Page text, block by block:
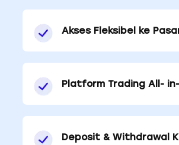
Akses Fleksibel ke
Platform Trading All-
Deposit & Withdrawal